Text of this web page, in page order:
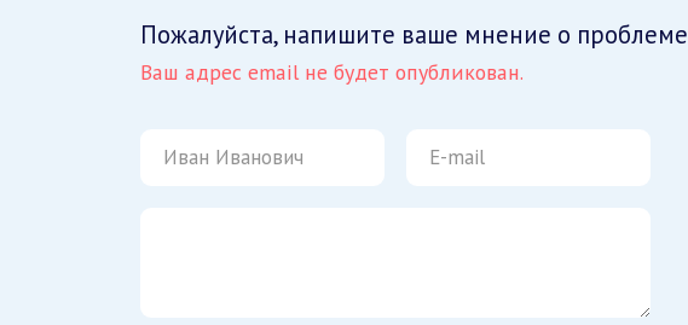
Пожалуйста, напишите ваше мнение о проблеме
Ваш адрес email не будет опубликован.